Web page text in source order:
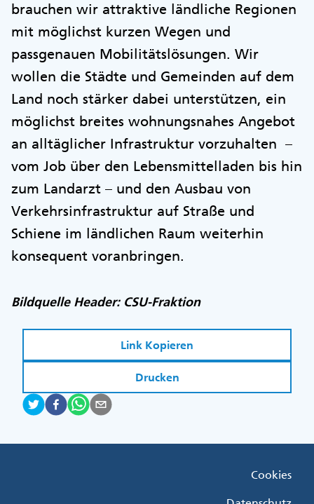
brauchen wir attraktive ländliche Regionen
mit möglichst kurzen Wegen und
passgenauen Mobilitätslösungen. Wir
wollen die Städte und Gemeinden auf dem
Land noch stärker dabei unterstützen, ein
möglichst breites wohnungsnahes Angebot
an alltäglicher Infrastruktur vorzuhalten –
vom Job über den Lebensmittelladen bis hin
zum Landarzt – und den Ausbau von
Verkehrsinfrastruktur auf Straße und
Schiene im ländlichen Raum weiterhin
konsequent voranbringen.
Bildquelle Header: CSU-Fraktion
Link Kopieren
Drucken
Cookies